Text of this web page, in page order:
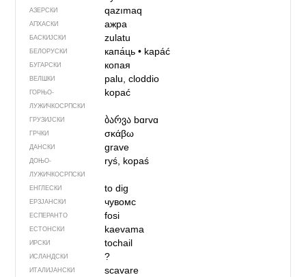
АЗЕРСКИ qazımaq
АПХАСКИ ажра
БАСКИЈСКИ zulatu
БЕЛОРУСКИ капа́ць• kapáć
БУГАРСКИ копая
ВЕЛШКИ palu, cloddio
ГОРЊО­
ЛУЖИЧКОСРПСКИ
kopać
ГРУЗИЈСКИ ბარვა bɑrvɑ
ГРЧКИ σκάβω
ДАНСКИ grave
ДОЊО­
ЛУЖИЧКОСРПСКИ
ryś, kopaś
ЕНГЛЕСКИ to dig
ЕРЗЈАНСКИ чувомс
ЕСПЕРАНТО fosi
ЕСТОНСКИ kaevama
ИРСКИ tochail
ИСЛАНДСКИ ?
ИТАЛИЈАНСКИ scavare